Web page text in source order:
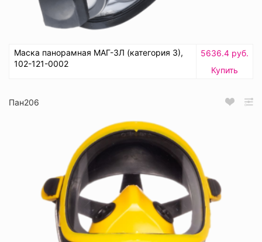
Маска панорамная МАГ-3Л (категория 3),
102-121-0002
5636.4 руб.
Купить
Пан206